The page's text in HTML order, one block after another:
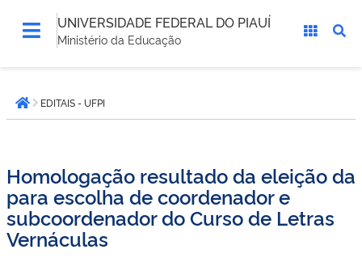
UNIVERSIDADE FEDERAL DO PIAUÍ
Ministério da Educação
está
aqui:Página inicial
EDITAIS - UFPI
Homologação resultado da eleição da
para escolha de coordenador e
subcoordenador do Curso de Letras
Vernáculas